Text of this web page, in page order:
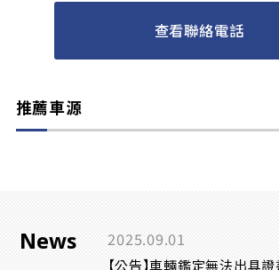
查看聯絡電話
推薦車源
News 2025.09.01
【公告】車輛鑑定無法出具